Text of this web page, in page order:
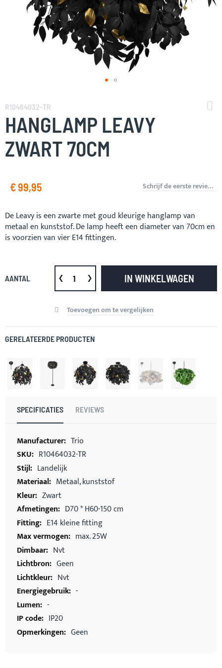
naar
het
begin
van
de
afbeeldingen-
R10464032-TR
HANGLAMP LEAVY
ZWART 70CM
€ 99,95 Schrijf de eerste review over dit product
De Leavy is een zwarte met goud kleurige hanglamp van
metaal en kunststof. De lamp heeft een diameter van 70cm en
is voorzien van vier E14 fittingen.
AANTAL IN WINKELWAGEN
Toevoegen om te vergelijken
GERELATEERDE PRODUCTEN
SPECIFICATIES REVIEWS
Meer
informatie
Trio
R10464032-TR
Landelijk
Metaal, kunststof
Zwart
D70 * H60-150 cm
E14 kleine fitting
max. 25W
Nvt
Geen
Nvt
-
-
IP20
Geen